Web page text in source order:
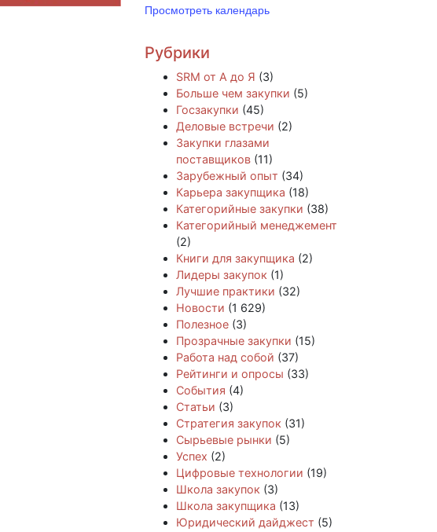
Просмотреть календарь
Рубрики
SRM от А до Я (3)
Больше чем закупки (5)
Госзакупки (45)
Деловые встречи (2)
Закупки глазами
поставщиков (11)
Зарубежный опыт (34)
Карьера закупщика (18)
Категорийные закупки (38)
Категорийный менеджемент
(2)
Книги для закупщика (2)
Лидеры закупок (1)
Лучшие практики (32)
Новости (1 629)
Полезное (3)
Прозрачные закупки (15)
Работа над собой (37)
Рейтинги и опросы (33)
События (4)
Статьи (3)
Стратегия закупок (31)
Сырьевые рынки (5)
Успех (2)
Цифровые технологии (19)
Школа закупок (3)
Школа закупщика (13)
Юридический дайджест (5)